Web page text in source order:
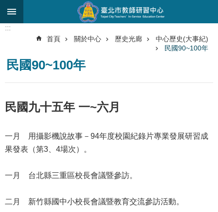
跳到主要內容區塊
尋
關
中
研
究
習
進
:::
首頁 關於中心 歷史光廊
中心歷史(大事紀)
民國90~100年
民國90~100年
民國九十五年 一~六月
一月 用攝影機說故事－94年度校園紀錄片專業發展研習成
果發表（第3、4場次）。
一月 台北縣三重區校長會議暨參訪。
二月 新竹縣國中小校長會議暨教育交流參訪活動。